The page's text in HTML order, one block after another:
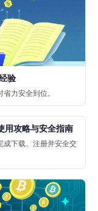
验
力安全到位。
用攻略与安全指南
下载、注册并安全交